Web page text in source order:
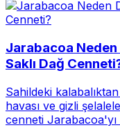
Jarabacoa
Saklı Dağ
Sahildeki
havası ve gizli
cenneti Jarabacoa'yı